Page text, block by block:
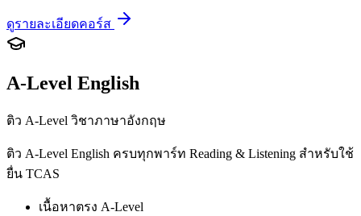
ดูรายละเอียดคอร์ส
A-Level English
ติว A-Level วิชาภาษาอังกฤษ
ติว A-Level English ครบทุกพาร์ท Reading & Listening สำหรับใช้
ยื่น TCAS
เนื้อหาตรง A-Level